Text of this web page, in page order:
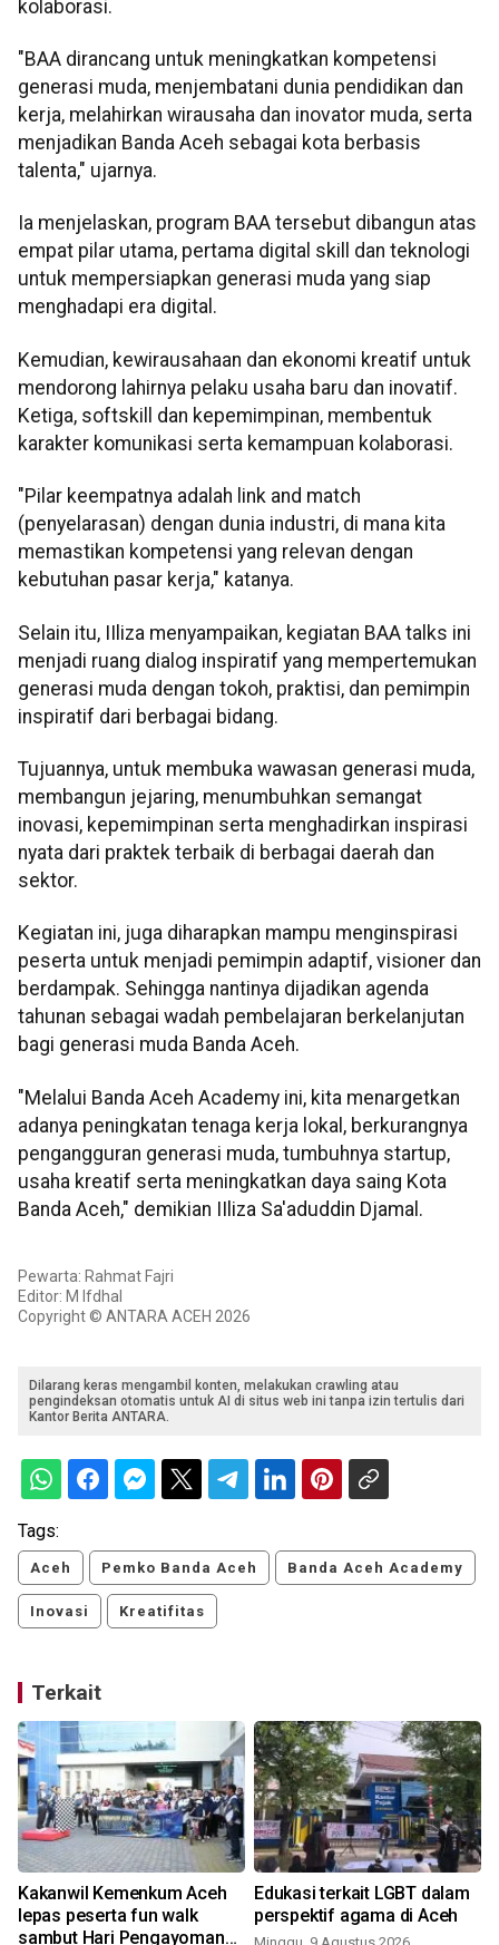
kolaborasi.
"BAA dirancang untuk meningkatkan kompetensi
generasi muda, menjembatani dunia pendidikan dan
kerja, melahirkan wirausaha dan inovator muda, serta
menjadikan Banda Aceh sebagai kota berbasis
talenta," ujarnya.
Ia menjelaskan, program BAA tersebut dibangun atas
empat pilar utama, pertama digital skill dan teknologi
untuk mempersiapkan generasi muda yang siap
menghadapi era digital.
Kemudian, kewirausahaan dan ekonomi kreatif untuk
mendorong lahirnya pelaku usaha baru dan inovatif.
Ketiga, softskill dan kepemimpinan, membentuk
karakter komunikasi serta kemampuan kolaborasi.
"Pilar keempatnya adalah link and match
(penyelarasan) dengan dunia industri, di mana kita
memastikan kompetensi yang relevan dengan
kebutuhan pasar kerja," katanya.
Selain itu, IIliza menyampaikan, kegiatan BAA talks ini
menjadi ruang dialog inspiratif yang mempertemukan
generasi muda dengan tokoh, praktisi, dan pemimpin
inspiratif dari berbagai bidang.
Tujuannya, untuk membuka wawasan generasi muda,
membangun jejaring, menumbuhkan semangat
inovasi, kepemimpinan serta menghadirkan inspirasi
nyata dari praktek terbaik di berbagai daerah dan
sektor.
Kegiatan ini, juga diharapkan mampu menginspirasi
peserta untuk menjadi pemimpin adaptif, visioner dan
berdampak. Sehingga nantinya dijadikan agenda
tahunan sebagai wadah pembelajaran berkelanjutan
bagi generasi muda Banda Aceh.
"Melalui Banda Aceh Academy ini, kita menargetkan
adanya peningkatan tenaga kerja lokal, berkurangnya
pengangguran generasi muda, tumbuhnya startup,
usaha kreatif serta meningkatkan daya saing Kota
Banda Aceh," demikian IIliza Sa'aduddin Djamal.
Pewarta: Rahmat Fajri
Editor: M Ifdhal
Copyright © ANTARA ACEH 2026
Dilarang keras mengambil konten, melakukan crawling atau
pengindeksan otomatis untuk AI di situs web ini tanpa izin tertulis dari
Kantor Berita ANTARA.
Tags:
Aceh Pemko Banda Aceh Banda Aceh Academy
Inovasi Kreatifitas
Terkait
Kakanwil Kemenkum Aceh
lepas peserta fun walk
sambut Hari Pengayoman
Edukasi terkait LGBT dalam
perspektif agama di Aceh